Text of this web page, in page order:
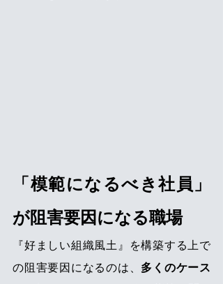
「模範になるべき社員」
が阻害要因になる職場
『好ましい組織風土』を構築する上で
の阻害要因になるのは、 多くのケース